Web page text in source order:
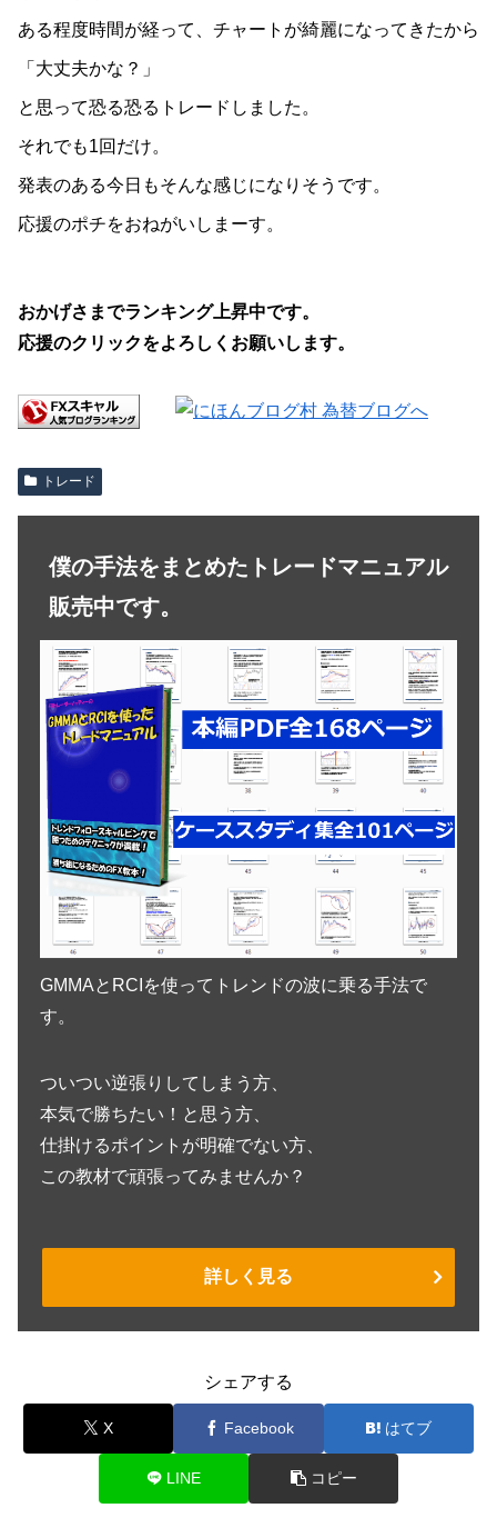
ある程度時間が経って、チャートが綺麗になってきたから
「大丈夫かな？」
と思って恐る恐るトレードしました。
それでも1回だけ。
発表のある今日もそんな感じになりそうです。
応援のポチをおねがいしまーす。
おかげさまでランキング上昇中です。
応援のクリックをよろしくお願いします。
トレード
僕の手法をまとめたトレードマニュアル
販売中です。
GMMAとRCIを使ってトレンドの波に乗る手法で
す。
ついつい逆張りしてしまう方、
本気で勝ちたい！と思う方、
仕掛けるポイントが明確でない方、
この教材で頑張ってみませんか？
詳しく見る
シェアする
X Facebook はてブ
LINE コピー